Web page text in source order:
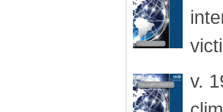
v.